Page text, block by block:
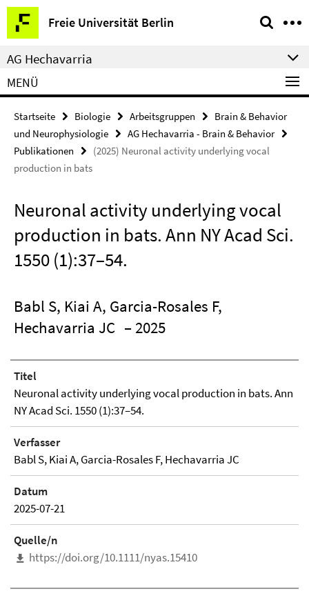
Springe
direkt
zu
Inhalt
Freie Universität Berlin
Service-
Navigation
AG Hechavarria
MENÜ
Startseite Biologie Arbeitsgruppen
Brain & Behavior
und Neurophysiologie
AG Hechavarria - Brain & Behavior
Publikationen
(2025) Neuronal activity underlying vocal
production in bats
Neuronal activity underlying vocal
production in bats. Ann NY Acad Sci.
1550 (1):37–54.
Babl S, Kiai A, Garcia-Rosales F,
Hechavarria JC – 2025
Titel
Neuronal activity underlying vocal production in bats. Ann
NY Acad Sci. 1550 (1):37–54.
Verfasser
Babl S, Kiai A, Garcia-Rosales F, Hechavarria JC
Datum
2025-07-21
Quelle/n
https://doi.org/10.1111/nyas.15410